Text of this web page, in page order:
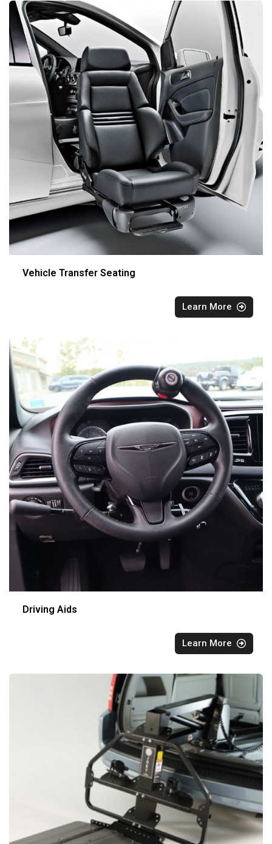
Vehicle Transfer Seating
Learn More
Driving Aids
Learn More